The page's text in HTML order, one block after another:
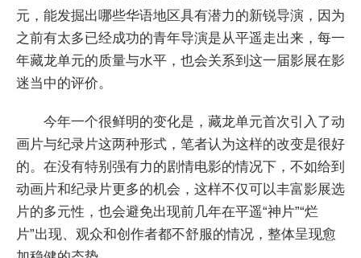
元，能发掘出哪些华语地区具有潜力的新锐导演，因为
之前有太多已经成功的青年导演是从平遥走出来，每一
年藏龙单元的质量与水平，也会关系到这一届影展在影
迷当中的评价。
今年一个很鲜明的变化是，藏龙单元首次引入了动
画片与纪录片这两种形式，笔者认为这样的改变是很好
的。在没有特别强有力的剧情电影的情况下，不如给到
动画片和纪录片更多的机会，这样不仅可以丰富影展选
片的多元性，也会避免出现前几年在平遥“神片”“烂
片”出现、观众和创作者都不舒服的情况，整体呈现愈